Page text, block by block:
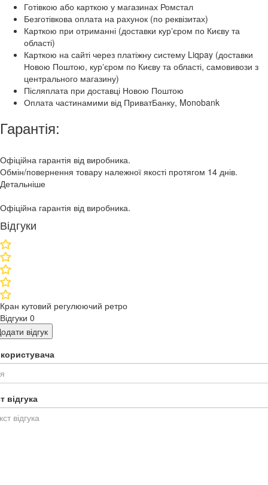
Готівкою або карткою у магазинах Ромстал
Безготівкова оплата на рахунок (по реквізитах)
Карткою при отриманні (доставки курʼєром по Києву та
області)
Карткою на сайті через платіжну систему Liqpay (доставки
Новою Поштою, курʼєром по Києву та області, самовивози з
центрального магазину)
Післяплата при доставці Новою Поштою
Оплата частинамими від ПриватБанку, Monobank
Гарантія:
Офіційна гарантія від виробника.
Обмін/повернення товару належної якості протягом 14 днів.
Детальніше
Офіційна гарантія від виробника.
Відгуки
Кран кутовий регулюючий ретро
Відгуки 0
відгук
відгука